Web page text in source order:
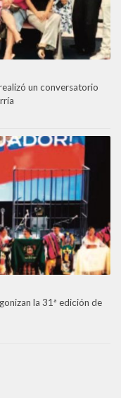
un conversatorio
la 31ª edición de